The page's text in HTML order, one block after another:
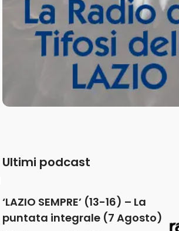
Ultimi podcast
‘LAZIO SEMPRE’ (13-16) – La
puntata integrale (7 Agosto)